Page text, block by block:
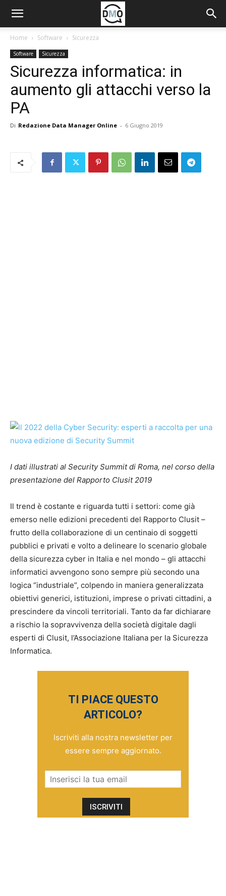
Home Software Sicurezza
Software Sicurezza
Sicurezza informatica: in
aumento gli attacchi verso la
PA
Di Redazione Data Manager Online - 6 Giugno 2019
I dati illustrati al Security Summit di Roma, nel corso della
presentazione del Rapporto Clusit 2019
Il trend è costante e riguarda tutti i settori: come già
emerso nelle edizioni precedenti del Rapporto Clusit –
frutto della collaborazione di un centinaio di soggetti
pubblici e privati e volto a delineare lo scenario globale
della sicurezza cyber in Italia e nel mondo – gli attacchi
informatici avvengono sono sempre più secondo una
logica “industriale”, colpendo in maniera generalizzata
obiettivi generici, istituzioni, imprese o privati cittadini, a
prescindere da vincoli territoriali. Tanto da far dichiarare
a rischio la sopravvivenza della società digitale dagli
esperti di Clusit, l’Associazione Italiana per la Sicurezza
Informatica.
TI PIACE QUESTO
ARTICOLO?
Iscriviti alla nostra newsletter per
essere sempre aggiornato.